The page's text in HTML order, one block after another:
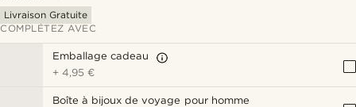
Livraison Gratuite
COMPLÉTEZ AVEC
Emballage cadeau
+4,95 €
Boîte à bijoux de voyage pour homme